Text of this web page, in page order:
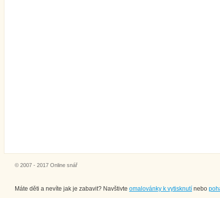
© 2007 - 2017 Online snář
Máte děti a nevíte jak je zabavit? Navštivte omalovánky k vytisknutí nebo